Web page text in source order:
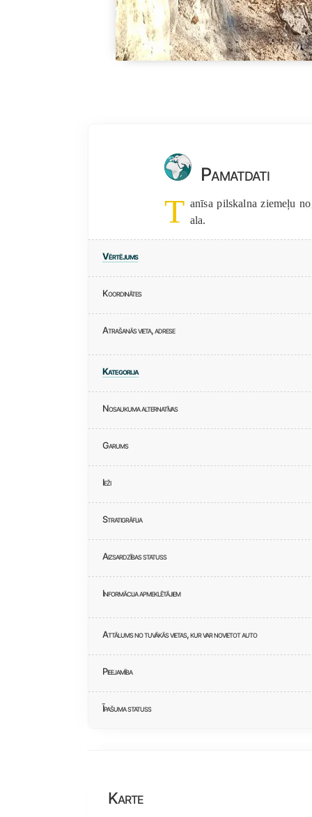
Pamatdati
T anīsa pilskalna ziemeļu
ala.
Vērtējums
Koordinātes
Atrašanās vieta, adrese
Kategorija
Nosaukuma alternatīvas
Garums
Ieži
Stratigrāfija
Aizsardzības statuss
Informācija apmeklētājiem
Attālums no tuvākās vietas, kur var novietot auto
Pieejamība
Īpašuma statuss
Karte